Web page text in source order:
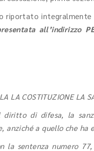
riportato
all’indirizzo
LA COSTITUZIONE LA
di difesa, la
anziché a quello che ha
sentenza numero